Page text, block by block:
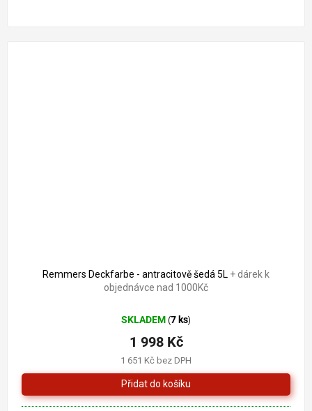
Remmers Deckfarbe - antracitově šedá 5L + dárek k
objednávce nad 1000Kč
SKLADEM (7 ks)
1 651 Kč bez DPH
1 998 Kč